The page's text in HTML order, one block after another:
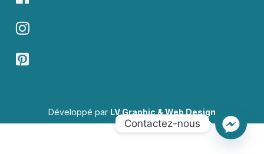
Développé par LV Graphic & Web Design
Contactez-nous